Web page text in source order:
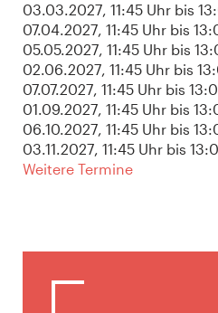
03.03.2027, 11:45 Uhr bis
07.04.2027, 11:45 Uhr bis
05.05.2027, 11:45 Uhr bis
02.06.2027, 11:45 Uhr bis
07.07.2027, 11:45 Uhr bis
01.09.2027, 11:45 Uhr bis
06.10.2027, 11:45 Uhr bis
03.11.2027, 11:45 Uhr bis
Weitere Termine